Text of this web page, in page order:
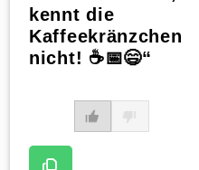
kennt die
Kaffeekränzchen
nicht! ☕📅😄“